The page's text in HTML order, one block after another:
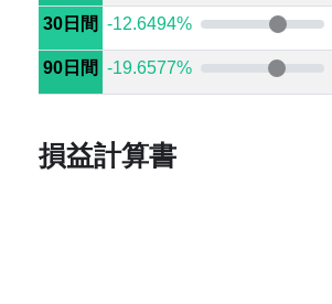
30日間 -12.6494%
90日間 -19.6577%
損益計算書